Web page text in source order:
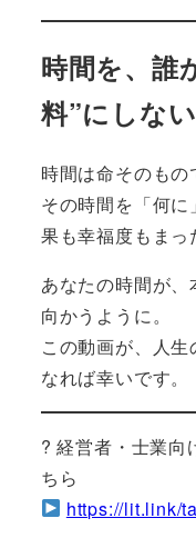
時間を、誰
料”にしな
時間は命そのもの
その時間を「何
果も幸福度もまっ
あなたの時間が
向かうように。
この動画が、人
なれば幸いです。
? 経営者・士業向
ちら
https://lit.link/